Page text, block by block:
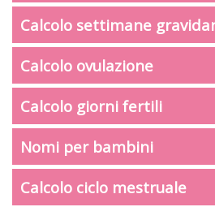
Calcolo settimane
Calcolo ovulazione
Calcolo giorni fertili
Nomi per bambini
Calcolo ciclo mestruale